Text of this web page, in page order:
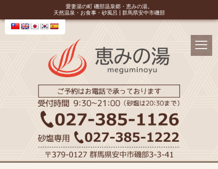
愛妻湯の町 磯部温泉郷・恵みの湯。
天然温泉・お食事・砂風呂 | 群馬県安中市磯部